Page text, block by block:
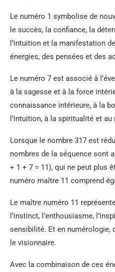
Le numéro 1 symbolise de
le succès, la confiance, la
l’intuition et la manifestation
énergies, des pensées et des
Le numéro 7 est associé à
à la sagesse et à la force
connaissance intérieure, à la
l’intuition, à la spiritualité et
Lorsque le nombre 317 est
nombres de la séquence sont
+ 1 + 7 = 11), qui ne peut plus
numéro maître 11 comprend
Le maître numéro 11
l’instinct, l’enthousiasme,
sensibilité. Et en numérologie,
le visionnaire.
Avec la combinaison de ces